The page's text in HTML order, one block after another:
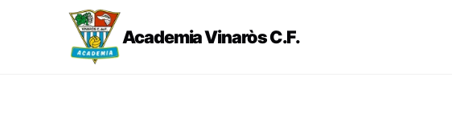
Academia Vinaròs C.F.